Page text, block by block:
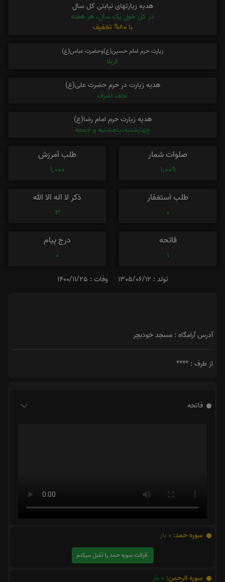
هدیه زیارتهای نیابتی کل سال
در کل طول یک سال، هر هفته
با 80% تخفیف
زیارت حرم امام حسین(ع)وحضرت عباس(ع)
کربلا
هدیه زیارت در حرم حضرت علی(ع)
نجف اشرف
هدیه زیارت حرم امام رضا(ع)
چهارشنبه،پنجشنبه و جمعه
صلوات شمار
1,009
طلب آمرزش
1,000
طلب استغفار
0
ذکر لا اله الا الله
3
فاتحه
1
درج پیام
0
تولد : 1305/06/12 وفات : 1400/11/25
آدرس آرامگاه : مسجد خودبچر
از طرف : ****
فاتحه
سوره حمد: 0 بار
قرائت سوره حمد را تقبل میکنم
سوره الرحمن: 0 بار